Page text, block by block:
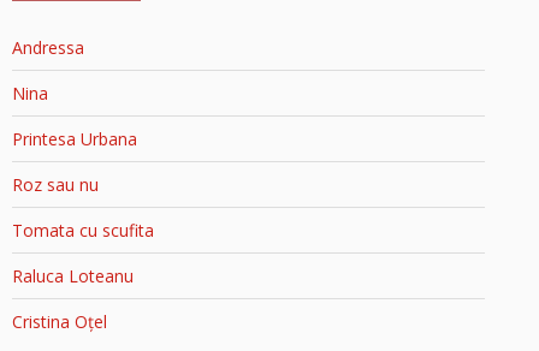
Andressa
Nina
Printesa Urbana
Roz sau nu
Tomata cu scufita
Raluca Loteanu
Cristina Oțel